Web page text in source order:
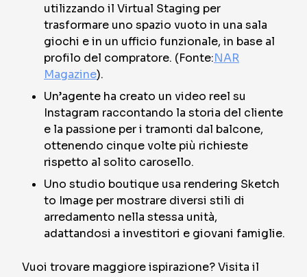
utilizzando il Virtual Staging per
trasformare uno spazio vuoto in una sala
giochi e in un ufficio funzionale, in base al
profilo del compratore. (Fonte:NAR
Magazine).
Un’agente ha creato un video reel su
Instagram raccontando la storia del cliente
e la passione per i tramonti dal balcone,
ottenendo cinque volte più richieste
rispetto al solito carosello.
Uno studio boutique usa rendering Sketch
to Image per mostrare diversi stili di
arredamento nella stessa unità,
adattandosi a investitori e giovani famiglie.
Vuoi trovare maggiore ispirazione? Visita il